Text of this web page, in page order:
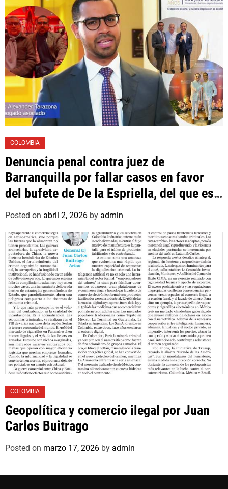
COLOMBIA
Denuncia penal contra juez de
Barranquilla por fallar casos en favor
del bufete de De la Espriella, del que es
asociado un hijo suyo
Posted on abril 2, 2026 by admin
COLOMBIA
Geopolítica y comercio ilegal por Juan
Carlos Buitrago
Posted on marzo 17, 2026 by admin